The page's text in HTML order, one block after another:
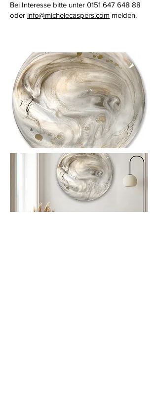
Bei Interesse bitte unter 0151 647 648 88
oder info@michelecaspers.com melden.